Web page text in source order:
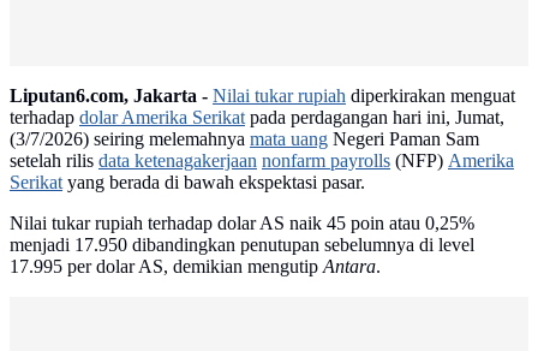
Liputan6.com, Jakarta - Nilai tukar rupiah diperkirakan menguat
terhadap dolar Amerika Serikatpada perdagangan hari ini, Jumat,
(3/7/2026) seiring melemahnya mata uang Negeri Paman Sam
setelah rilis data ketenagakerjaan nonfarm payrolls (NFP) Amerika
Serikatyang berada di bawah ekspektasi pasar.
Nilai tukar rupiah terhadap dolar AS naik 45 poin atau 0,25%
menjadi 17.950 dibandingkan penutupan sebelumnya di level
17.995 per dolar AS, demikian mengutipAntara.